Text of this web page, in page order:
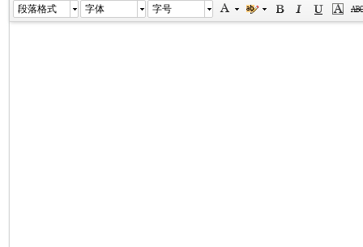
段落格式 字体 字号